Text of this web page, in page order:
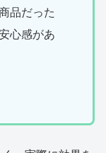
品だった
心感があ